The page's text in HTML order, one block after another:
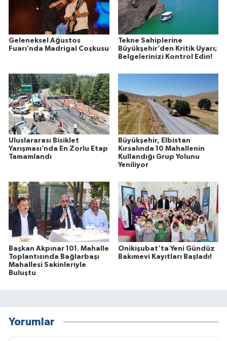
Geleneksel Ağustos
Fuarı’nda Madrigal Coşkusu
Tekne Sahiplerine
Büyükşehir’den Kritik Uyarı;
Belgelerinizi Kontrol Edin!
Uluslararası Bisiklet
Yarışması’nda En Zorlu Etap
Tamamlandı
Büyükşehir, Elbistan
Kırsalında 10 Mahallenin
Kullandığı Grup Yolunu
Yeniliyor
Başkan Akpınar 101. Mahalle
Toplantısında Bağlarbaşı
Mahallesi Sakinleriyle
Buluştu
Onikişubat'ta Yeni Gündüz
Bakımevi Kayıtları Başladı!
Yorumlar